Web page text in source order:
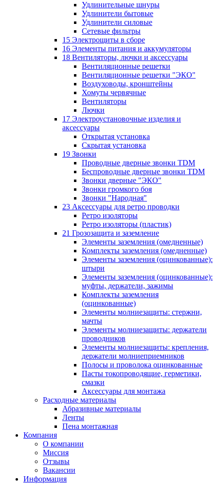
Удлинительные шнуры
Удлинители бытовые
Удлинители силовые
Сетевые фильтры
15 Электрощиты в сборе
16 Элементы питания и аккумуляторы
18 Вентиляторы, лючки и аксессуары
Вентиляционные решетки
Вентиляционные решетки "ЭКО"
Воздуховоды, кронштейны
Хомуты червячные
Вентиляторы
Лючки
17 Электроустановочные изделия и
аксессуары
Открытая установка
Скрытая установка
19 Звонки
Проводные дверные звонки TDM
Беспроводные дверные звонки TDM
Звонки дверные "ЭКО"
Звонки громкого боя
Звонки "Народная"
23 Аксессуары для ретро проводки
Ретро изоляторы
Ретро изоляторы (пластик)
21 Грозозащита и заземление
Элементы заземления (омедненные)
Комплекты заземления (омедненные)
Элементы заземления (оцинкованные):
штыри
Элементы заземления (оцинкованные):
муфты, держатели, зажимы
Комплекты заземления
(оцинкованные)
Элементы молниезащиты: стержни,
мачты
Элементы молниезащиты: держатели
проводников
Элементы молниезащиты: крепления,
держатели молниеприемников
Полосы и проволока оцинкованные
Пасты токопроводящие, герметики,
смазки
Аксессуары для монтажа
Расходные материалы
Абразивные материалы
Ленты
Пена монтажная
Компания
О компании
Миссия
Отзывы
Вакансии
Информация